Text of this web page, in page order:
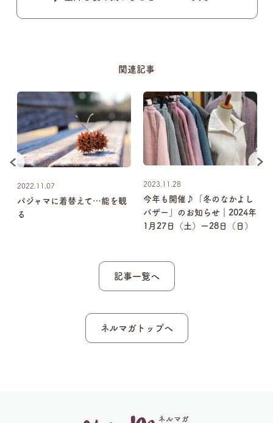
関連記事
2022.11.07
パジャマに着替えて…能を観
る
2023.11.28
今年も開催♪「冬のなかよし
バザー」のお知らせ｜2024年
1月27日（土）ー28日（日）
記事一覧へ
ネルマガトップへ